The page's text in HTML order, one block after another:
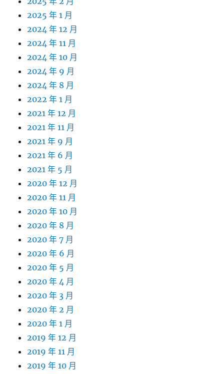
2025 年 1 月
2024 年 12 月
2024 年 11 月
2024 年 10 月
2024 年 9 月
2024 年 8 月
2022 年 1 月
2021 年 12 月
2021 年 11 月
2021 年 9 月
2021 年 6 月
2021 年 5 月
2020 年 12 月
2020 年 11 月
2020 年 10 月
2020 年 8 月
2020 年 7 月
2020 年 6 月
2020 年 5 月
2020 年 4 月
2020 年 3 月
2020 年 2 月
2020 年 1 月
2019 年 12 月
2019 年 11 月
2019 年 10 月